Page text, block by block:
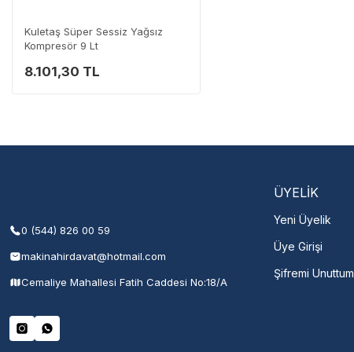
Kuletaş Süper Sessiz Yağsız
Kompresör 9 Lt
8.101,30 TL
0 (544) 826 00 59
makinahirdavat@hotmail.com
Cemaliye Mahallesi Fatih Caddesi No:18/A
ÜYELİK
Yeni Üyelik
Üye Girişi
Şifremi Unuttum